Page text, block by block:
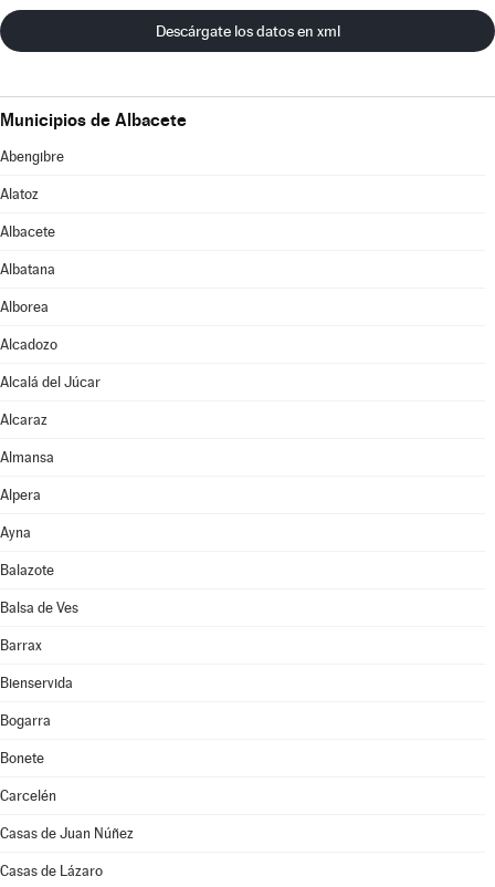
Descárgate los datos en xml
Municipios de Albacete
Abengibre
Alatoz
Albacete
Albatana
Alborea
Alcadozo
Alcalá del Júcar
Alcaraz
Almansa
Alpera
Ayna
Balazote
Balsa de Ves
Barrax
Bienservida
Bogarra
Bonete
Carcelén
Casas de Juan Núñez
Casas de Lázaro